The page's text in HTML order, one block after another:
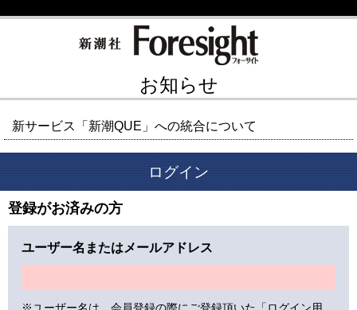
お知らせ
新サービス「新潮QUE」への統合について
ログイン
登録がお済みの方
ユーザー名またはメールアドレス